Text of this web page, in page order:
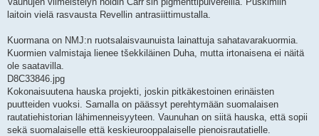
laitoin vielä rasvausta Revellin antrasiittimustalla.
Kuormana on NMJ:n ruotsalaisvaunuista lainattuja sahatavarakuormia.
Kuormien valmistaja lienee tšekkiläinen Duha, mutta irtonaisena ei näitä
ole saatavilla.
D8C33846.jpg
Kokonaisuutena hauska projekti, joskin pitkäkestoinen erinäisten
puutteiden vuoksi. Samalla on päässyt perehtymään suomalaisen
rautatiehistorian lähimenneisyyteen. Vaunuhan on siitä hauska, että sopii
sekä suomalaiselle että keskieurooppalaiselle pienoisrautatielle.